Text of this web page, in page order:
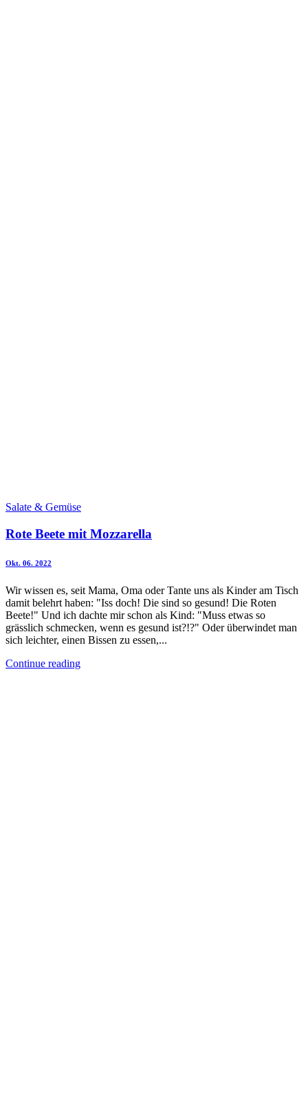
Salate & Gemüse
Rote Beete mit Mozzarella
Okt. 06. 2022
Wir wissen es, seit Mama, Oma oder Tante uns als Kinder am Tisch
damit belehrt haben: "Iss doch! Die sind so gesund! Die Roten
Beete!" Und ich dachte mir schon als Kind: "Muss etwas so
grässlich schmecken, wenn es gesund ist?!?" Oder überwindet man
sich leichter, einen Bissen zu essen,...
Continue reading